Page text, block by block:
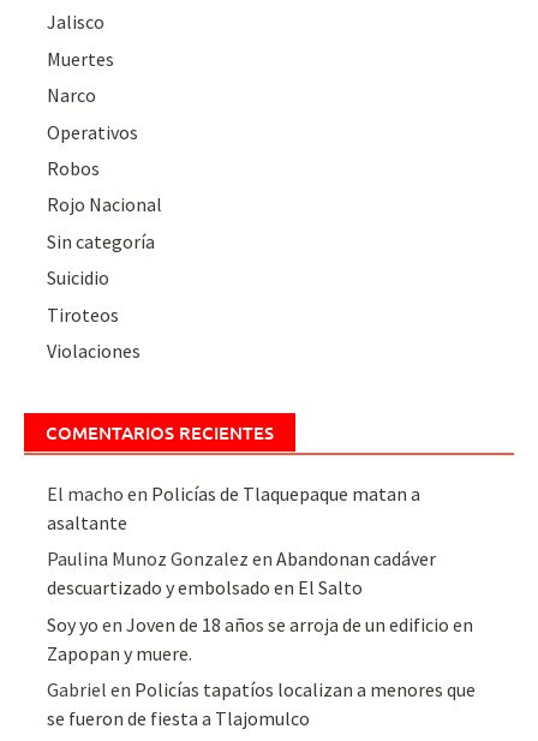
Jalisco
Muertes
Narco
Operativos
Robos
Rojo Nacional
Sin categoría
Suicidio
Tiroteos
Violaciones
COMENTARIOS RECIENTES
El macho en Policías de Tlaquepaque matan a
asaltante
Paulina Munoz Gonzalez enAbandonan cadáver
descuartizado y embolsado en El Salto
Soy yo enJoven de 18 años se arroja de un edificio en
Zapopan y muere.
Gabriel en Policías tapatíos localizan a menores que
se fueron de fiesta a Tlajomulco